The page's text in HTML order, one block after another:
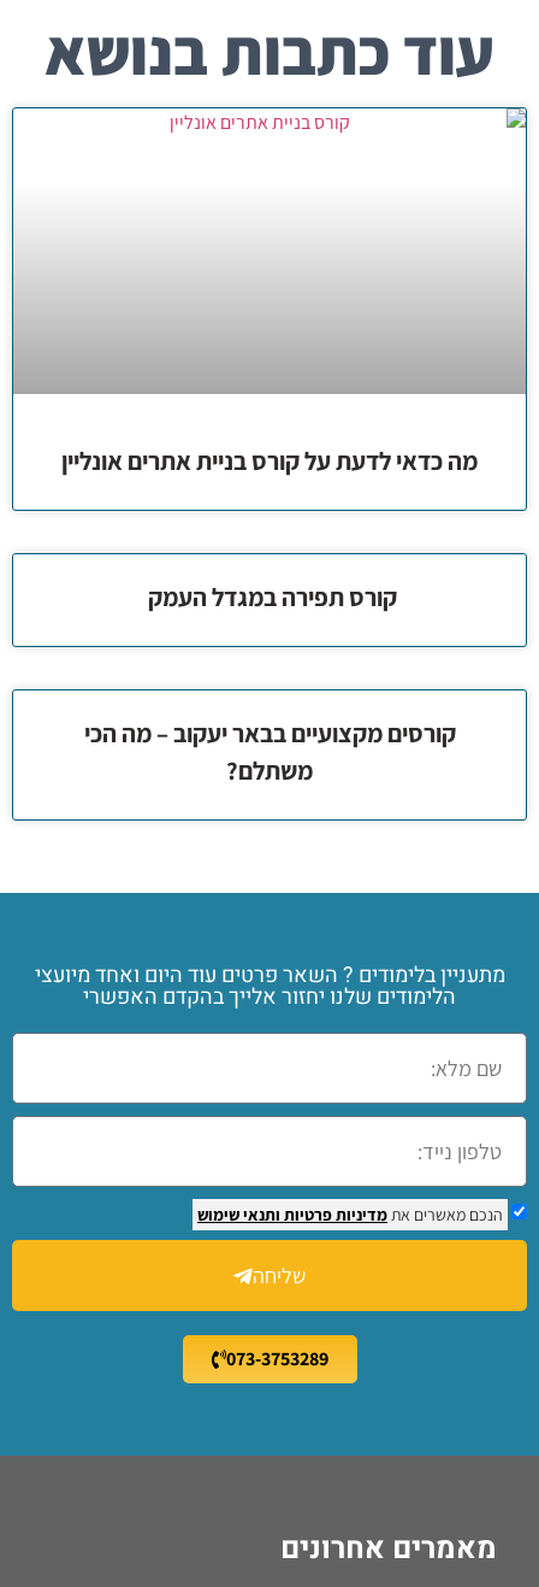
עוד כתבות בנושא
מה כדאי לדעת על קורס בניית אתרים אונליין
קורס תפירה במגדל העמק
קורסים מקצועיים בבאר יעקוב – מה הכי
משתלם?
מתעניין בלימודים ? השאר פרטים עוד היום ואחד מיועצי
הלימודים שלנו יחזור אלייך בהקדם האפשרי
הנכם מאשרים אתמדיניות פרטיות ותנאי שימוש
שליחה
073-3753289
מאמרים אחרונים